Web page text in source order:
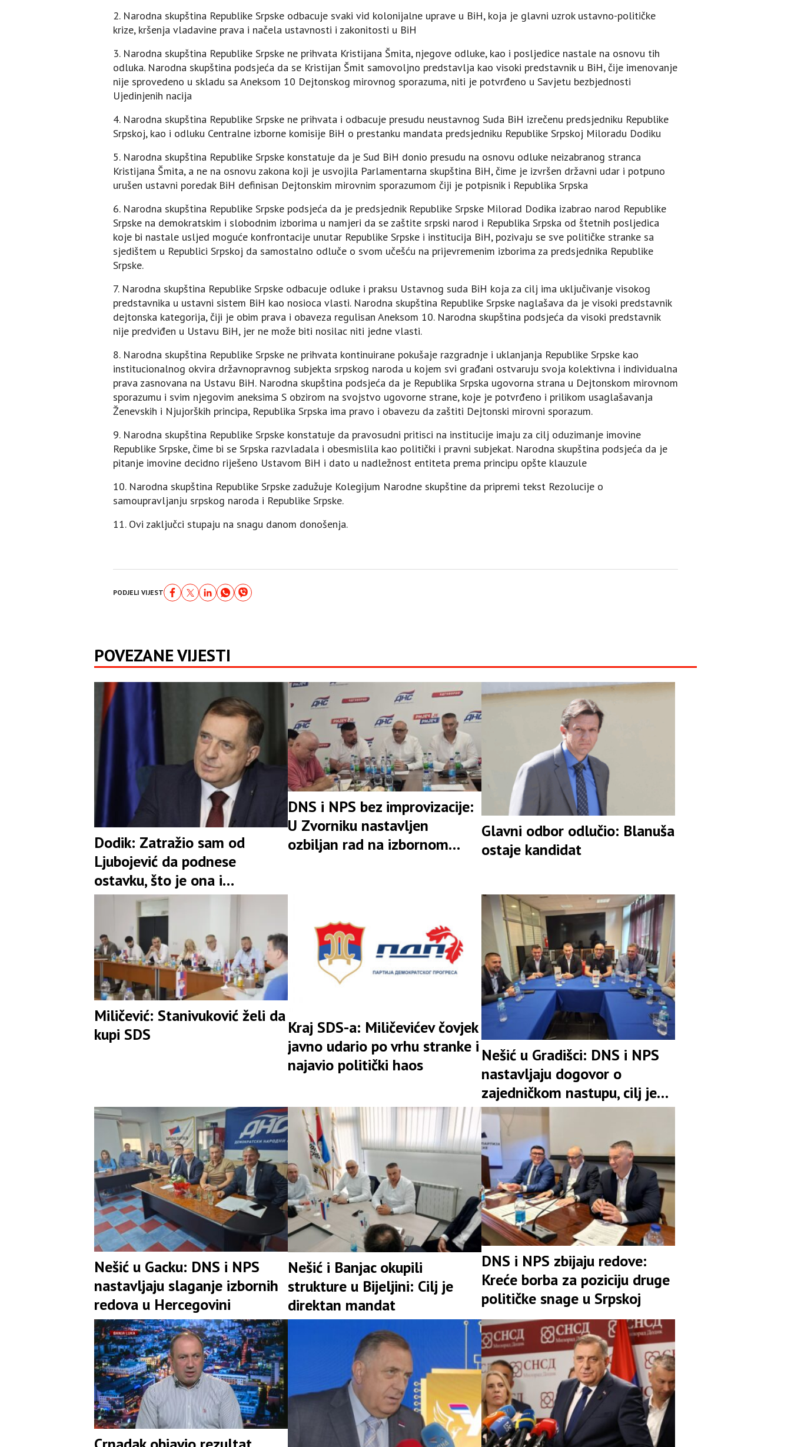
2. Narodna skupština Republike Srpske odbacuje svaki vid kolonijalne uprave u BiH, koja je glavni uzrok ustavno-političke
krize, kršenja vladavine prava i načela ustavnosti i zakonitosti u BiH
3. Narodna skupština Republike Srpske ne prihvata Kristijana Šmita, njegove odluke, kao i posljedice nastale na osnovu tih
odluka. Narodna skupština podsjeća da se Kristijan Šmit samovoljno predstavlja kao visoki predstavnik u BiH, čije imenovanje
nije sprovedeno u skladu sa Aneksom 10 Dejtonskog mirovnog sporazuma, niti je potvrđeno u Savjetu bezbjednosti
Ujedinjenih nacija
4. Narodna skupština Republike Srpske ne prihvata i odbacuje presudu neustavnog Suda BiH izrečenu predsjedniku Republike
Srpskoj, kao i odluku Centralne izborne komisije BiH o prestanku mandata predsjedniku Republike Srpskoj Miloradu Dodiku
5. Narodna skupština Republike Srpske konstatuje da je Sud BiH donio presudu na osnovu odluke neizabranog stranca
Kristijana Šmita, a ne na osnovu zakona koji je usvojila Parlamentarna skupština BiH, čime je izvršen državni udar i potpuno
urušen ustavni poredak BiH definisan Dejtonskim mirovnim sporazumom čiji je potpisnik i Republika Srpska
6. Narodna skupština Republike Srpske podsjeća da je predsjednik Republike Srpske Milorad Dodika izabrao narod Republike
Srpske na demokratskim i slobodnim izborima u namjeri da se zaštite srpski narod i Republika Srpska od štetnih posljedica
koje bi nastale usljed moguće konfrontacije unutar Republike Srpske i institucija BiH, pozivaju se sve političke stranke sa
sjedištem u Republici Srpskoj da samostalno odluče o svom učešću na prijevremenim izborima za predsjednika Republike
Srpske.
7. Narodna skupština Republike Srpske odbacuje odluke i praksu Ustavnog suda BiH koja za cilj ima uključivanje visokog
predstavnika u ustavni sistem BiH kao nosioca vlasti. Narodna skupština Republike Srpske naglašava da je visoki predstavnik
dejtonska kategorija, čiji je obim prava i obaveza regulisan Aneksom 10. Narodna skupština podsjeća da visoki predstavnik
nije predviđen u Ustavu BiH, jer ne može biti nosilac niti jedne vlasti.
8. Narodna skupština Republike Srpske ne prihvata kontinuirane pokušaje razgradnje i uklanjanja Republike Srpske kao
institucionalnog okvira državnopravnog subjekta srpskog naroda u kojem svi građani ostvaruju svoja kolektivna i individualna
prava zasnovana na Ustavu BiH. Narodna skupština podsjeća da je Republika Srpska ugovorna strana u Dejtonskom mirovnom
sporazumu i svim njegovim aneksima S obzirom na svojstvo ugovorne strane, koje je potvrđeno i prilikom usaglašavanja
Ženevskih i Njujorških principa, Republika Srpska ima pravo i obavezu da zaštiti Dejtonski mirovni sporazum.
9. Narodna skupština Republike Srpske konstatuje da pravosudni pritisci na institucije imaju za cilj oduzimanje imovine
Republike Srpske, čime bi se Srpska razvladala i obesmislila kao politički i pravni subjekat. Narodna skupština podsjeća da je
pitanje imovine decidno riješeno Ustavom BiH i dato u nadležnost entiteta prema principu opšte klauzule
10. Narodna skupština Republike Srpske zadužuje Kolegijum Narodne skupštine da pripremi tekst Rezolucije o
samoupravljanju srpskog naroda i Republike Srpske.
11. Ovi zaključci stupaju na snagu danom donošenja.
PODJELI VIJEST
POVEZANE VIJESTI
Dodik: Zatražio sam od
Ljubojević da podnese
ostavku, što je ona i
prihvatila
DNS i NPS bez improvizacije:
U Zvorniku nastavljen
ozbiljan rad na izbornom
Glavni odbor odlučio: Blanuša
ostaje kandidat
Miličević: Stanivuković želi da
kupi SDS
Kraj SDS-a: Miličevićev čovjek
javno udario po vrhu stranke i
najavio politički haos
Nešić u Gradišci: DNS i NPS
nastavljaju dogovor o
zajedničkom nastupu, cilj je
snažna pozicija u koaliciji
Nešić u Gacku: DNS i NPS
nastavljaju slaganje izbornih
redova u Hercegovini
Nešić i Banjac okupili
strukture u Bijeljini: Cilj je
direktan mandat
DNS i NPS zbijaju redove:
Kreće borba za poziciju druge
političke snage u Srpskoj